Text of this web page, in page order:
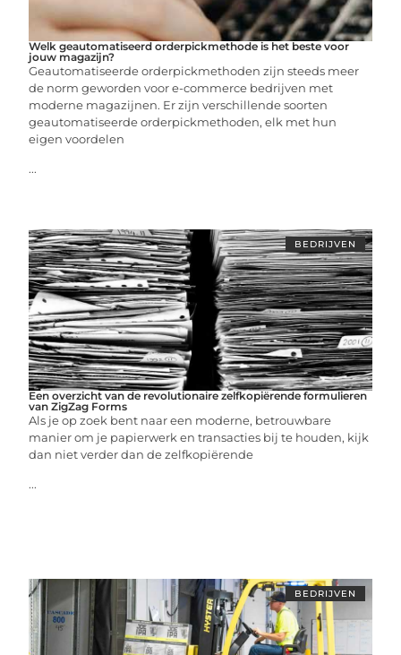
Welk geautomatiseerd orderpickmethode is het beste voor
jouw magazijn?
Geautomatiseerde orderpickmethoden zijn steeds meer
de norm geworden voor e-commerce bedrijven met
moderne magazijnen. Er zijn verschillende soorten
geautomatiseerde orderpickmethoden, elk met hun
eigen voordelen
...
BEDRIJVEN
Een overzicht van de revolutionaire zelfkopiërende formulieren
van ZigZag Forms
Als je op zoek bent naar een moderne, betrouwbare
manier om je papierwerk en transacties bij te houden, kijk
dan niet verder dan de zelfkopiërende
...
BEDRIJVEN